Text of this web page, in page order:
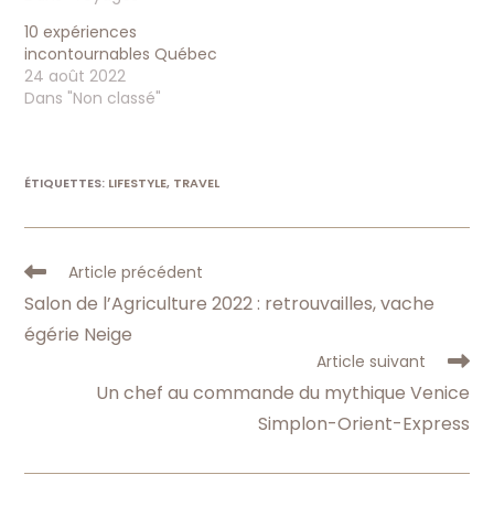
10 expériences
incontournables Québec
24 août 2022
Dans "Non classé"
ÉTIQUETTES: LIFESTYLE, TRAVEL
Read
more
articles
Article précédent
Salon de l’Agriculture 2022 : retrouvailles, vache
égérie Neige
Article suivant
Un chef au commande du mythique Venice
Simplon-Orient-Express